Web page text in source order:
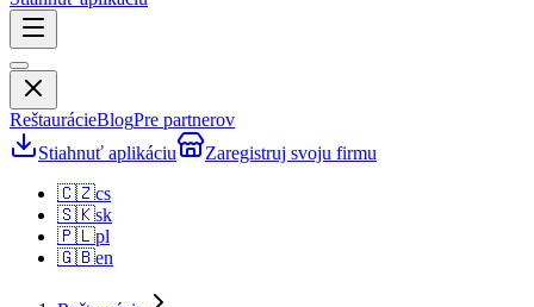
ReštaurácieBlogPre partnerov
Stiahnuť aplikáciu
Zaregistruj svoju firmu
🇨🇿cs
🇸🇰sk
🇵🇱pl
🇬🇧en